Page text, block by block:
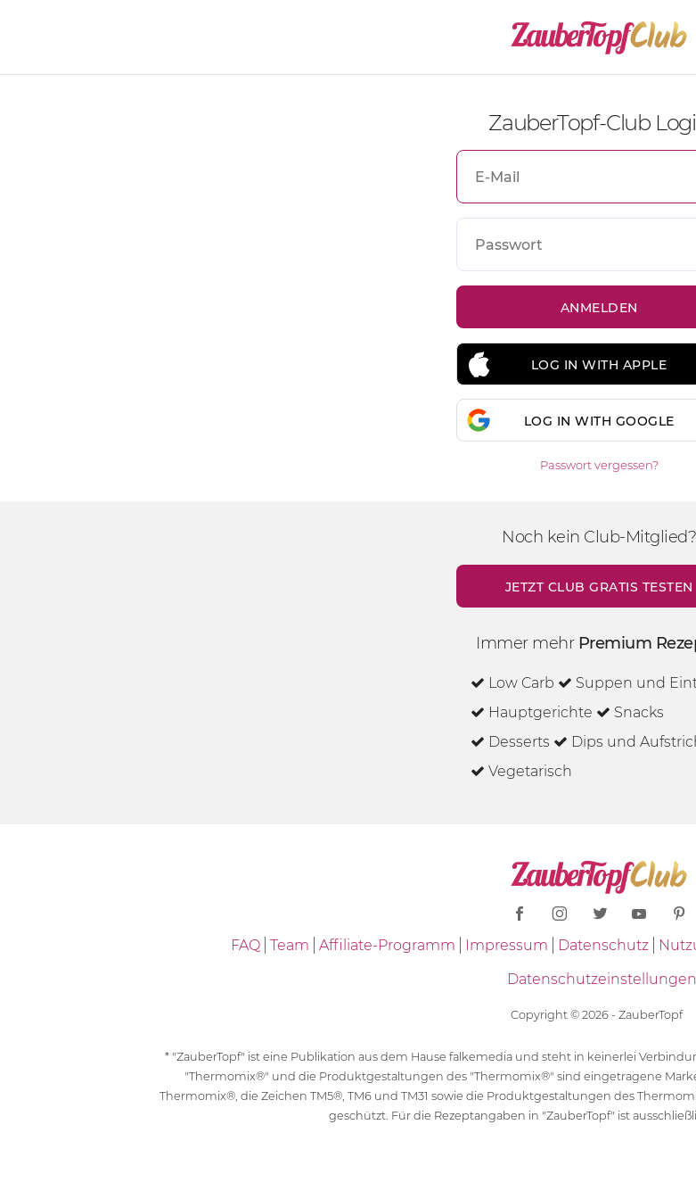
ZauberTopf-Club
LOG IN WITH APPLE
LOG IN WITH GOOGLE
Passwort vergessen?
Noch kein Club-Mitglied?
JETZT CLUB GRATIS TESTEN
Immer mehr Premium
Low Carb
Suppen und
Hauptgerichte
Snacks
Desserts
Dips und
Vegetarisch
FAQ Team Affiliate-Programm Impressum Datenschutz
Datenschutzeinstellungen
Copyright © 2026 - ZauberTopf
* "ZauberTopf" ist eine Publikation aus dem Hause falkemedia und steht in keinerlei
"Thermomix®" und die Produktgestaltungen des "Thermomix®" sind eingetragene
Thermomix®, die Zeichen TM5®, TM6 und TM31 sowie die Produktgestaltungen des
geschützt. Für die Rezeptangaben in "ZauberTopf" ist